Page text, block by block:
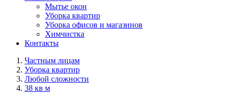
Мытье окон
Уборка квартир
Уборка офисов и магазинов
Химчистка
Контакты
Частным лицам
Уборка квартир
Любой сложности
38 кв м